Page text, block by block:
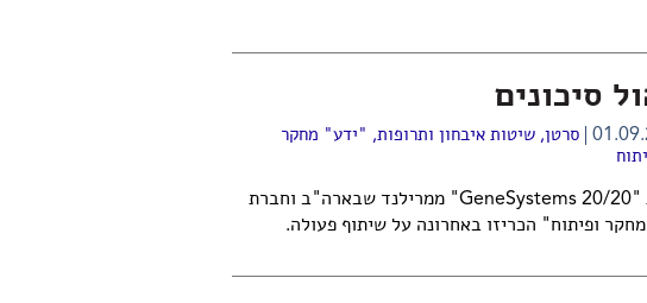
סיכונים
סרטן,שיטות איבחון ותרופות, "ידע" מחקר
חברת "20/20 GeneSystems" ממרילנד שבארה"ב וחברת
ופיתוח" הכריזו באחרונה על שיתוף פעולה.